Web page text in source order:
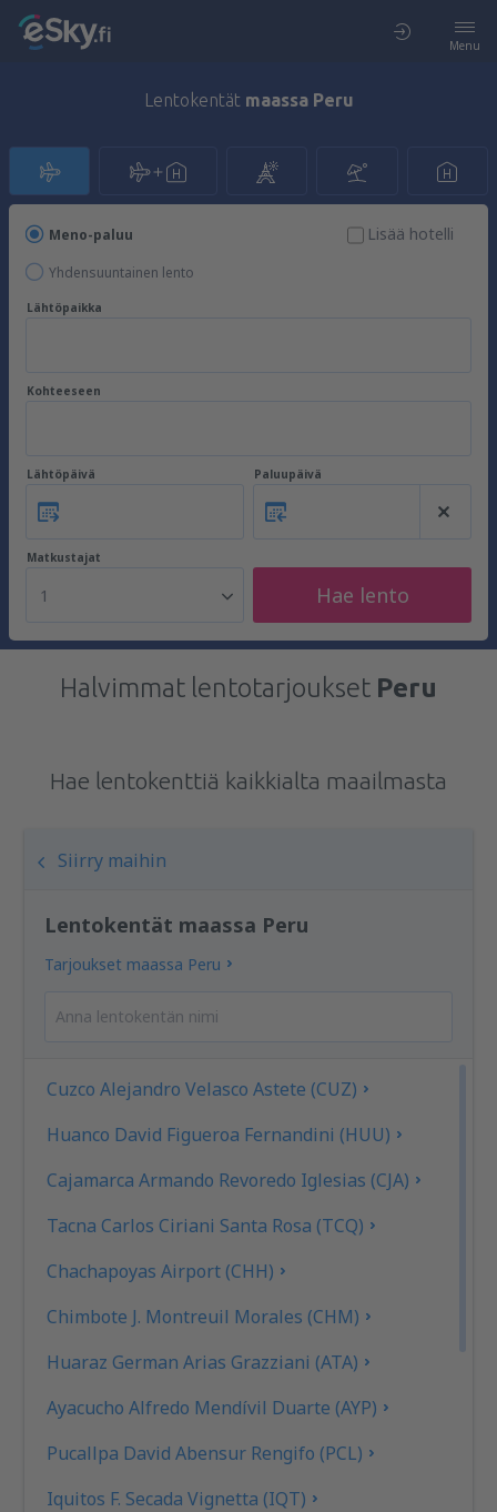
Menu
Lentokentät maassa Peru
Meno-paluu
Yhdensuuntainen lento
Lisää hotelli
Lähtöpaikka
Kohteeseen
Lähtöpäivä Paluupäivä
Matkustajat
1 Hae lento
Halvimmat lentotarjoukset Peru
Hae lentokenttiä kaikkialta maailmasta
Siirry maihin
Lentokentät maassa Peru
Tarjoukset maassa Peru
Cuzco Alejandro Velasco Astete (CUZ)
Huanco David Figueroa Fernandini (HUU)
Cajamarca Armando Revoredo Iglesias (CJA)
Tacna Carlos Ciriani Santa Rosa (TCQ)
Chachapoyas Airport (CHH)
Chimbote J. Montreuil Morales (CHM)
Huaraz German Arias Grazziani (ATA)
Ayacucho Alfredo Mendívil Duarte (AYP)
Pucallpa David Abensur Rengifo (PCL)
Iquitos F. Secada Vignetta (IQT)